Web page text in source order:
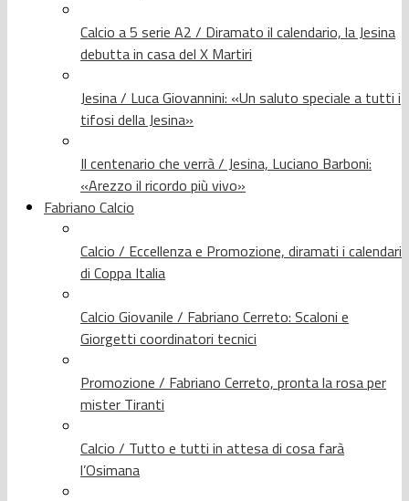
Calcio a 5 serie A2 / Diramato il calendario, la Jesina
debutta in casa del X Martiri
Jesina / Luca Giovannini: «Un saluto speciale a tutti i
tifosi della Jesina»
Il centenario che verrà / Jesina, Luciano Barboni:
«Arezzo il ricordo più vivo»
Fabriano Calcio
Calcio / Eccellenza e Promozione, diramati i calendari
di Coppa Italia
Calcio Giovanile / Fabriano Cerreto: Scaloni e
Giorgetti coordinatori tecnici
Promozione / Fabriano Cerreto, pronta la rosa per
mister Tiranti
Calcio / Tutto e tutti in attesa di cosa farà
l’Osimana